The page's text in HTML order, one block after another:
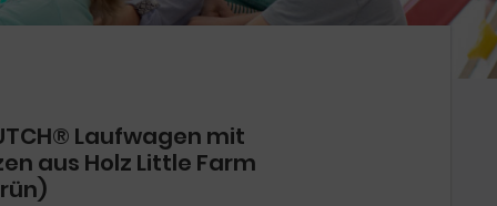
Laufwagen mit
aus Holz Little Farm